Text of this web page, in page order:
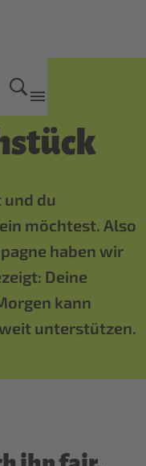
und du
möchtest. Also
haben wir
Deine
kann
unterstützen.